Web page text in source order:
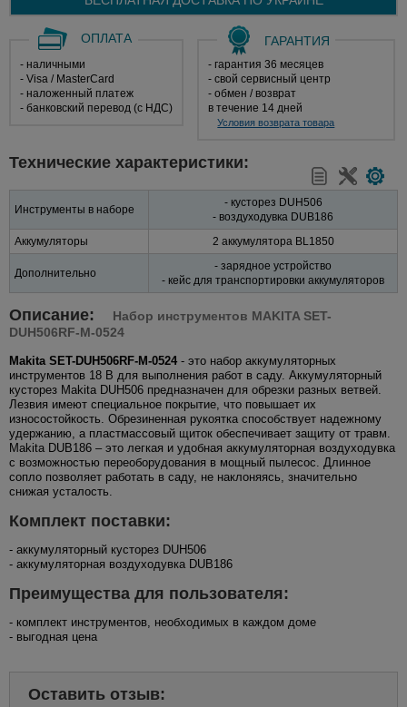
ОПЛАТА
- наличными
- Visa / MasterCard
- наложенный платеж
- банковский перевод (с НДС)
ГАРАНТИЯ
- гарантия 36 месяцев
- свой сервисный центр
- обмен / возврат
в течение 14 дней
Условия возврата товара
Технические характеристики:
Инструменты в наборе
- кусторез DUH506
- воздуходувка DUB186
Аккумуляторы
2 аккумулятора BL1850
Дополнительно
- зарядное устройство
- кейс для транспортировки аккумуляторов
Описание:
Набор инструментов MAKITA SET-
DUH506RF-M-0524
Makita SET-DUH506RF-M-0524 - это набор аккумуляторных
инструментов 18 В для выполнения работ в саду. Аккумуляторный
кусторез Makita DUH506 предназначен для обрезки разных ветвей.
Лезвия имеют специальное покрытие, что повышает их
износостойкость. Обрезиненная рукоятка способствует надежному
удержанию, а пластмассовый щиток обеспечивает защиту от травм.
Makita DUB186 – это легкая и удобная аккумуляторная воздуходувка
с возможностью переоборудования в мощный пылесос. Длинное
сопло позволяет работать в саду, не наклоняясь, значительно
снижая усталость.
Комплект поставки:
- аккумуляторный кусторез DUH506
- аккумуляторная воздуходувка DUB186
Преимущества для пользователя:
- комплект инструментов, необходимых в каждом доме
- выгодная цена
Оставить отзыв: